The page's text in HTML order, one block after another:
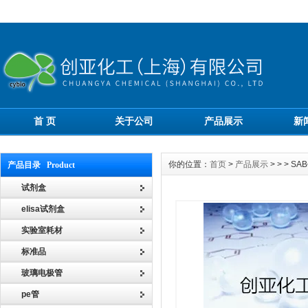
首 页 关于公司 产品展示 新
产品目录 Product
试剂盒
elisa试剂盒
实验室耗材
标准品
玻璃电极管
pe管
你的位置： 首页 > 产品展示 > > >